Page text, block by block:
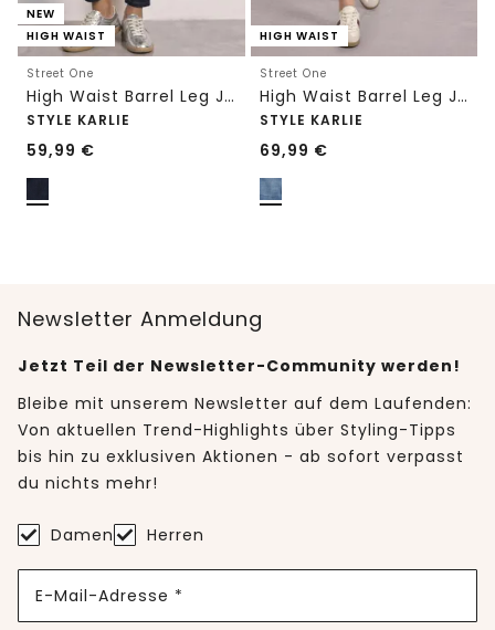
NEW
HIGH WAIST
Street One
High Waist Barrel Leg Jeans im Loose Fit
STYLE KARLIE
59,99 €
HIGH WAIST
Street One
High Waist Barrel Leg Jeans im Loose Fit
STYLE KARLIE
69,99 €
Newsletter Anmeldung
Jetzt Teil der Newsletter-Community werden!
Bleibe mit unserem Newsletter auf dem Laufenden:
Von aktuellen Trend-Highlights über Styling-Tipps
bis hin zu exklusiven Aktionen - ab sofort verpasst
du nichts mehr!
Damen Herren
E-Mail-Adresse *